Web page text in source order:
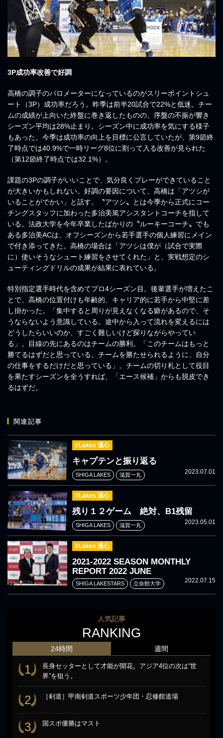
3P成功率改善で好調
高橋の調子のバロメーターになっているのがスリーポイントシュ
ート（3P）成功率だろう。昨季は前半20試合で22%と低迷。チー
ムの成績が上向いた終盤に巻き返したものの、序盤の不振が響き
シーズン平均は28%止まり。シーズン中に成功率を気にする様子
もあった。今季は成功率の向上を目標に公言していたが、第9節終
了時点では40.9%で一時リーグ8位に割って入る改善が見られた
（第12節終了時点では32.1%）。
課題の3Pの調子がいいことで、気分良くプレーができていること
が大きいかもしれない。好調の要因について、高橋は「アツシが
いることがでかい」と話す。〝アツシ〟とは今季から正式にコー
チングスタッフに加わった多治美篤アシスタントコーチを指して
いる。法政大学を今年卒業したばかりの〝ルーキーコーチ〟でも
ある多治美ACは、オフシーズンから若手選手の個人練習にメイン
で付き添ってきた。高橋の場合は「アツシは僕が（試合で実際
に）使いそうなシュート練習をさせてくれた」と、実戦想定のシ
ューティングドリルの成果が結果に表れている。
特別指定選手時代を含めてプロ4シーズン目。後輩選手が増えたこ
とで、高橋の位置付けも年齢的、キャリア的に若手から中堅に差
し掛かった。「集中すると周りが見えなくなる癖があるので、そ
うならないよう意識している。途中から入って流れを変えるには
どうしたらいいのか、すごく難しいけど探りながらやってい
る」。目線の先にあるのはチームの勝利。「このチームはもっと
勝てるはずだと思っている。チームを勝たせられるように、自分
の仕事をするだけだと思っている」。チームの切り札として役目
を果たすシーズンを全うすれば、「エース候補」からも脱皮でき
るはずだ。
関連記事
#Lakes 通心
キャプテンと振り返る
2023.07.01
SHIGA LAKES 滋賀一丸
#Lakes 通心
残り１２ゲーム 絶対、B1残留
2023.05.01
SHIGA LAKES 滋賀一丸
#Lakes 通心
2021-2022 SEASON MONTHLY
REPORT 2022 JUNE
2022.07.15
SHIGA LAKESTARS 立命館大学
人気記事
RANKING
24時間
1
長身セッターとして才能が開花。アジア4位の次は“世
界”を狙う。
2 ［剣道］甲南剣道スポーツ少年団・忍修館道場
3 国スポ優勝はマスト
週間